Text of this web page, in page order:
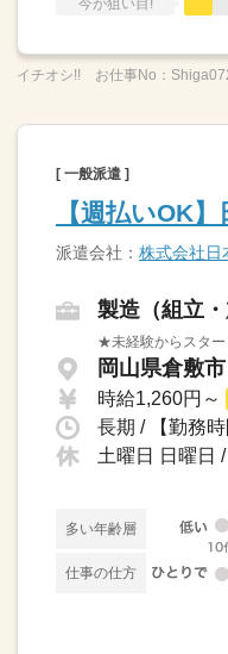
今が狙い目!
イチオシ!! お仕事No：
[ 一般派遣 ]
【週払いOK
派遣会社： 株式会社日
製造（組立・
★未経験からスター
岡山県倉敷
時給1,260円～
長期 / 【勤務
土曜日 日曜日
多い年齢層
仕事の仕方